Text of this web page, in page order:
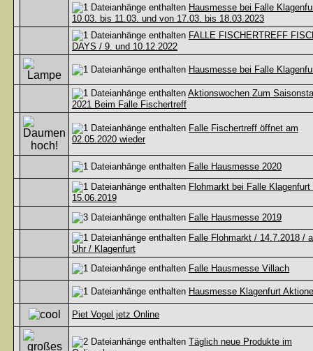
Hausmesse bei Falle
10.03. bis 11.03. und von 17.03. bis 18.03.2023
FALLE FISCHERTREFF
DAYS / 9. und 10.12.2022
Hausmesse bei Falle
Aktionswochen Zum
2021 Beim Falle Fischertreff
Falle Fischertreff öffnet am
02.05.2020 wieder
Falle Hausmesse 2020
Flohmarkt bei Falle Klagenfurt
15.06.2019
Falle Hausmesse 2019
Falle Flohmarkt / 14.7.2018 /
Uhr / Klagenfurt
Falle Hausmesse Villach
Hausmesse Klagenfurt
Piet Vogel jetz Online
Täglich neue Produkte im